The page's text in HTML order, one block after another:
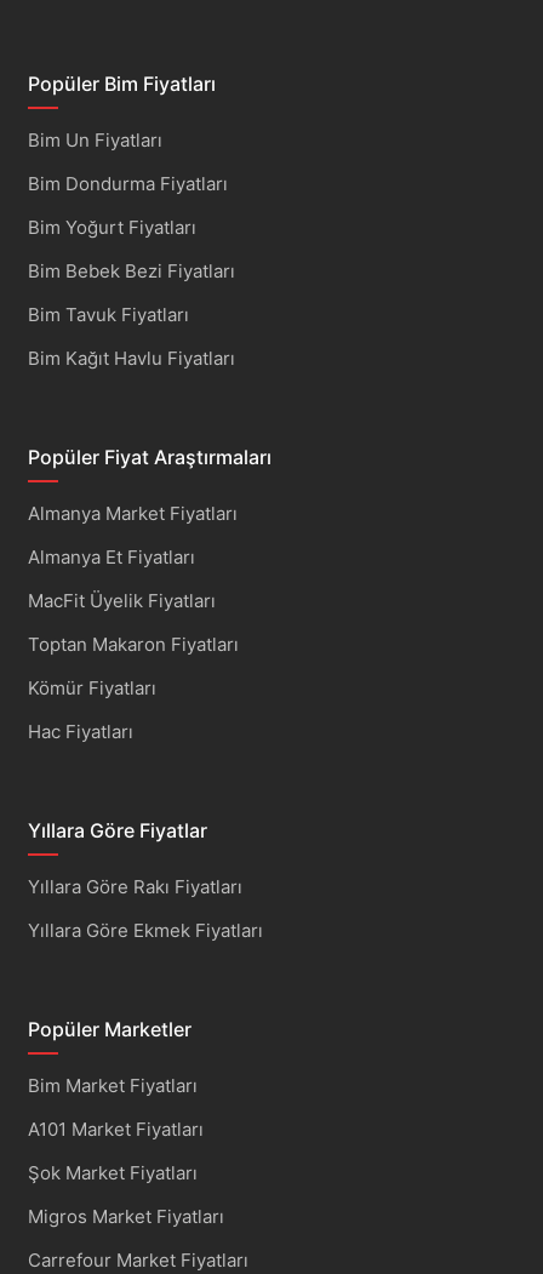
Popüler Bim Fiyatları
Bim Un Fiyatları
Bim Dondurma Fiyatları
Bim Yoğurt Fiyatları
Bim Bebek Bezi Fiyatları
Bim Tavuk Fiyatları
Bim Kağıt Havlu Fiyatları
Popüler Fiyat Araştırmaları
Almanya Market Fiyatları
Almanya Et Fiyatları
MacFit Üyelik Fiyatları
Toptan Makaron Fiyatları
Kömür Fiyatları
Hac Fiyatları
Yıllara Göre Fiyatlar
Yıllara Göre Rakı Fiyatları
Yıllara Göre Ekmek Fiyatları
Popüler Marketler
Bim Market Fiyatları
A101 Market Fiyatları
Şok Market Fiyatları
Migros Market Fiyatları
Carrefour Market Fiyatları